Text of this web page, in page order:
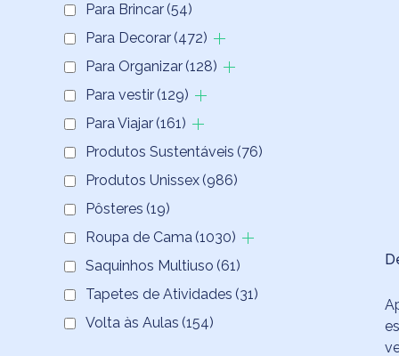
Para Brincar (54)
Para Decorar (472)
Para Organizar (128)
Para vestir (129)
Para Viajar (161)
Produtos Sustentáveis (76)
Produtos Unissex (986)
Pôsteres (19)
Roupa de Cama (1030)
Saquinhos Multiuso (61)
Tapetes de Atividades (31)
Volta às Aulas (154)